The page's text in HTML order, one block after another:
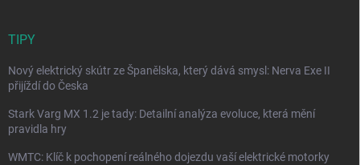
TIPY
Nový elektrický skútr ze Španělska, který dává smysl: Nerva Exe II
přijíždí do Česka
Stark Varg MX 1.2 je tady: Detailní analýza evoluce, která mění
pravidla hry
WMTC: Klíč k pochopení reálného dojezdu vaší elektrické motorky